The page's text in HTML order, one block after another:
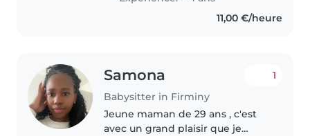
d’agences de gardes d’enfants
11,00 €/heure
Samona
Babysitter in Firminy
1
Jeune maman de 29 ans , c'est
avec un grand plaisir que je